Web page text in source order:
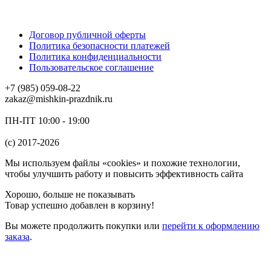
Договор публичной оферты
Политика безопасности платежей
Политика конфиденциальности
Пользовательское соглашение
+7 (985) 059-08-22
zakaz@mishkin-prazdnik.ru
ПН-ПТ 10:00 - 19:00
(c) 2017-2026
Мы используем файлы «cookies» и похожие технологии,
чтобы улучшить работу и повысить эффективность сайта
Хорошо, больше не показывать
Товар успешно добавлен в корзину!
Вы можете продолжить покупки или перейти к оформлению
заказа.